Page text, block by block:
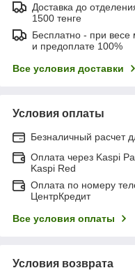
Доставка до
1500 тенге
Бесплатно - при весе
и предоплате 100%
Все условия доставки
Условия оплаты
Безналичный расчет
Оплата через Kaspi
Kaspi Red
Оплата по номеру
ЦентрКредит
Все условия оплаты
Условия возврата